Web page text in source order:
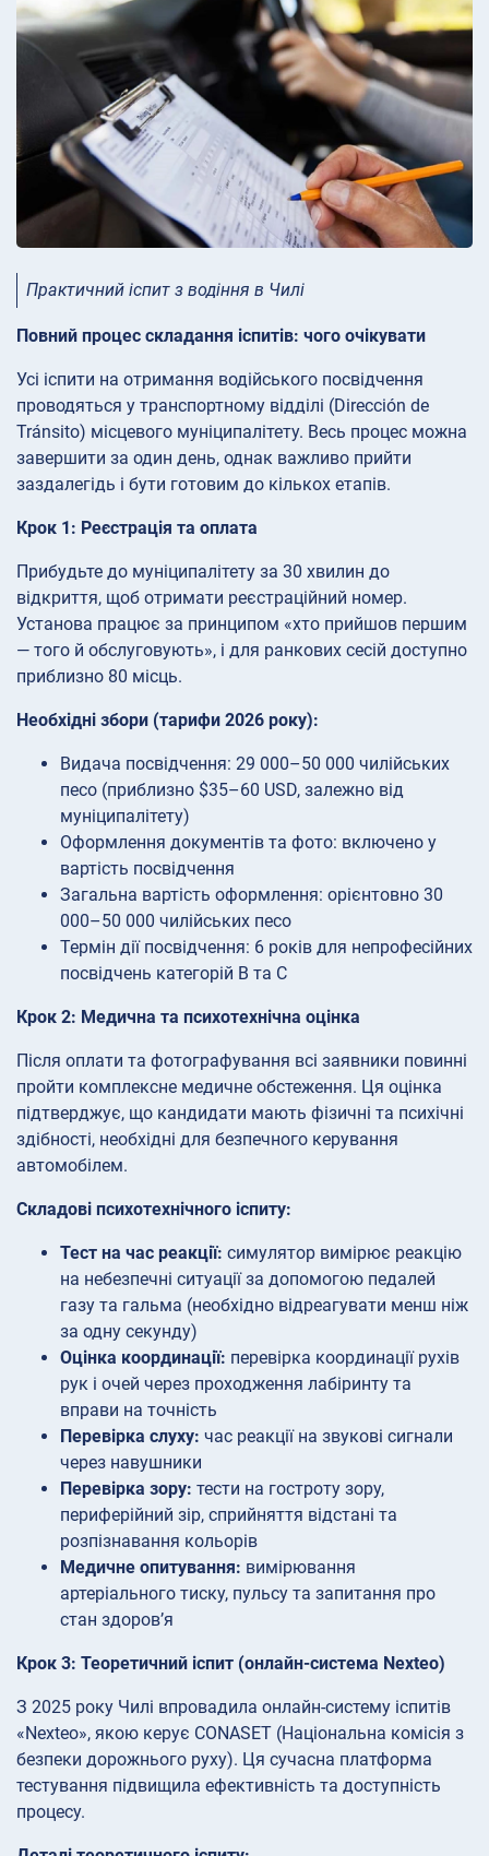
Практичний іспит з водіння в Чилі
Повний процес складання іспитів: чого очікувати
Усі іспити на отримання водійського посвідчення
проводяться у транспортному відділі (Dirección de
Tránsito) місцевого муніципалітету. Весь процес можна
завершити за один день, однак важливо прийти
заздалегідь і бути готовим до кількох етапів.
Крок 1: Реєстрація та оплата
Прибудьте до муніципалітету за 30 хвилин до
відкриття, щоб отримати реєстраційний номер.
Установа працює за принципом «хто прийшов першим
— того й обслуговують», і для ранкових сесій доступно
приблизно 80 місць.
Необхідні збори (тарифи 2026 року):
Видача посвідчення: 29 000–50 000 чилійських
песо (приблизно $35–60 USD, залежно від
муніципалітету)
Оформлення документів та фото: включено у
вартість посвідчення
Загальна вартість оформлення: орієнтовно 30
000–50 000 чилійських песо
Термін дії посвідчення: 6 років для непрофесійних
посвідчень категорій B та C
Крок 2: Медична та психотехнічна оцінка
Після оплати та фотографування всі заявники повинні
пройти комплексне медичне обстеження. Ця оцінка
підтверджує, що кандидати мають фізичні та психічні
здібності, необхідні для безпечного керування
автомобілем.
Складові психотехнічного іспиту:
Тест на час реакції: симулятор вимірює реакцію
на небезпечні ситуації за допомогою педалей
газу та гальма (необхідно відреагувати менш ніж
за одну секунду)
Оцінка координації: перевірка координації рухів
рук і очей через проходження лабіринту та
вправи на точність
Перевірка слуху: час реакції на звукові сигнали
через навушники
Перевірка зору: тести на гостроту зору,
периферійний зір, сприйняття відстані та
розпізнавання кольорів
Медичне опитування: вимірювання
артеріального тиску, пульсу та запитання про
стан здоров’я
Крок 3: Теоретичний іспит (онлайн-система Nexteo)
З 2025 року Чилі впровадила онлайн-систему іспитів
«Nexteo», якою керує CONASET (Національна комісія з
безпеки дорожнього руху). Ця сучасна платформа
тестування підвищила ефективність та доступність
процесу.